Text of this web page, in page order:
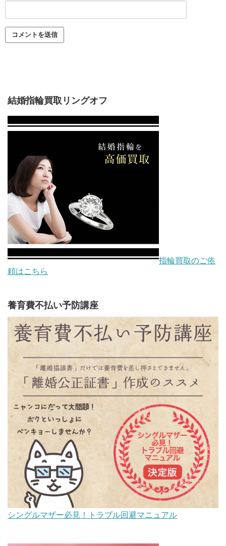
結婚指輪買取リングオフ
指輪買取のご依
頼はこちら
養育費不払い予防講座
シングルマザー必見！トラブル回避マニュアル